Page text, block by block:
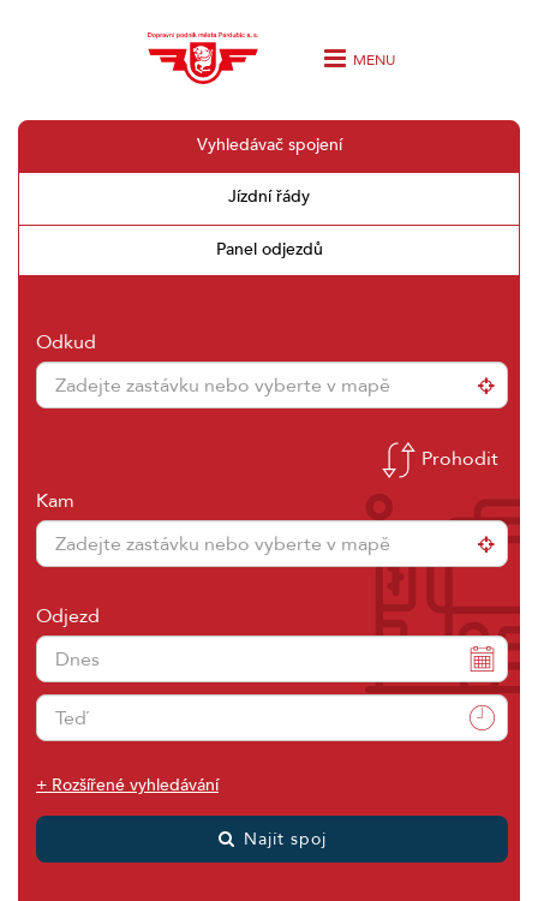
MENU
Vyhledávač spojení
Jízdní řády
Panel odjezdů
Odkud
Prohodit
Kam
Odjezd
+ Rozšířené vyhledávání
Najít spoj